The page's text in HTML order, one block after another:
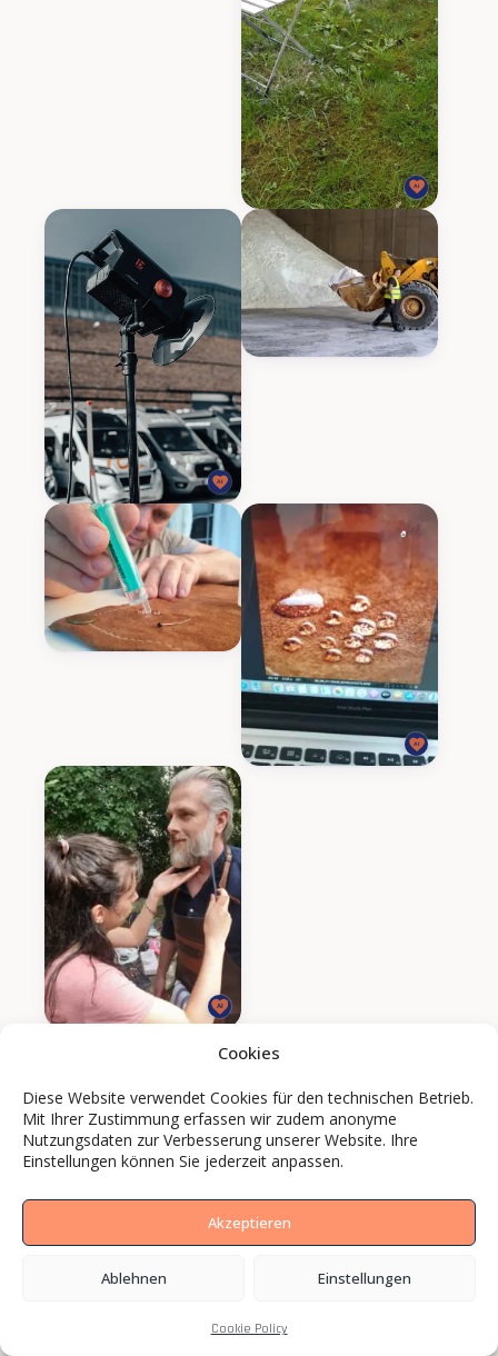
Cookies
Diese Website verwendet Cookies für den technischen Betrieb.
Mit Ihrer Zustimmung erfassen wir zudem anonyme
Nutzungsdaten zur Verbesserung unserer Website. Ihre
Einstellungen können Sie jederzeit anpassen.
Akzeptieren
Ablehnen Einstellungen
Cookie Policy